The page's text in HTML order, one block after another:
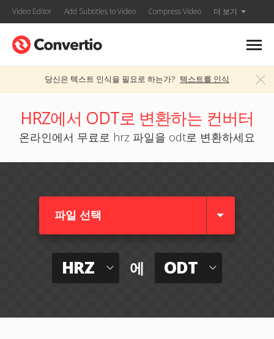
Video Editor Add Subtitles to Video Compress Video 더 보기
당신은 텍스트 인식을 필요로 하는가? 텍스트를 인식
HRZ에서 ODT로 변환하는 컨버터
온라인에서 무료로 hrz 파일을 odt로 변환하세요
파일 선택
HRZ 에 ODT